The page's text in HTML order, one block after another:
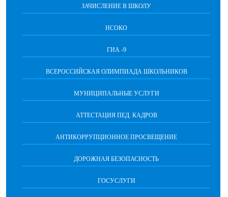
ЗАЧИСЛЕНИЕ В ШКОЛУ
НСОКО
ГИА -9
ВСЕРОССИЙСКАЯ ОЛИМПИАДА ШКОЛЬНИКОВ
МУНИЦИПАЛЬНЫЕ УСЛУГИ
АТТЕСТАЦИЯ ПЕД. КАДРОВ
АНТИКОРРУПЦИОННОЕ ПРОСВЕЩЕНИЕ
ДОРОЖНАЯ БЕЗОПАСНОСТЬ
ГОСУСЛУГИ